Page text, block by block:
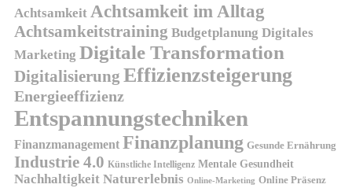
Achtsamkeit Achtsamkeit im Alltag
Achtsamkeitstraining Budgetplanung Digitales
Marketing Digitale Transformation
Digitalisierung Effizienzsteigerung
Energieeffizienz
Entspannungstechniken
Finanzmanagement Finanzplanung Gesunde Ernährung
Industrie 4.0 Künstliche Intelligenz Mentale Gesundheit
Nachhaltigkeit Naturerlebnis Online-Marketing Online Präsenz